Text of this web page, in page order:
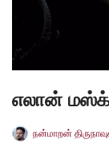
எலான் மஸ்க்
நன்மாறன்